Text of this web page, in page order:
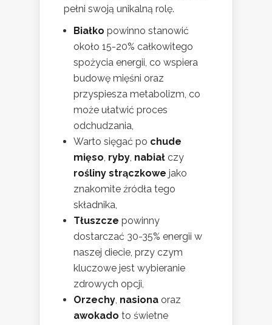
pełni swoją unikalną rolę.
Białko powinno stanowić
około 15-20% całkowitego
spożycia energii, co wspiera
budowę mięśni oraz
przyspiesza metabolizm, co
może ułatwić proces
odchudzania,
Warto sięgać po chude
mięso, ryby, nabiał czy
rośliny strączkowe jako
znakomite źródła tego
składnika,
Tłuszcze powinny
dostarczać 30-35% energii w
naszej diecie, przy czym
kluczowe jest wybieranie
zdrowych opcji,
Orzechy, nasiona oraz
awokado to świetne